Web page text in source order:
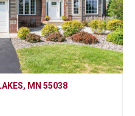
MN 55038